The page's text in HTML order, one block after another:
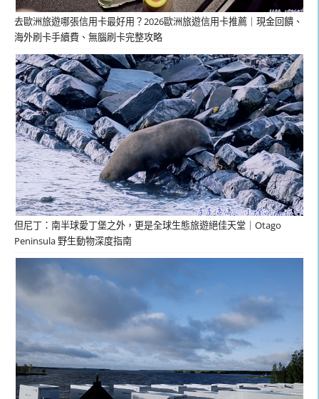
去歐洲旅遊哪張信用卡最好用？2026歐洲旅遊信用卡推薦｜現金回饋、
海外刷卡手續費、無腦刷卡完整攻略
但尼丁：南半球愛丁堡之外，更是全球生態旅遊絕佳天堂｜Otago
Peninsula 野生動物深度指南